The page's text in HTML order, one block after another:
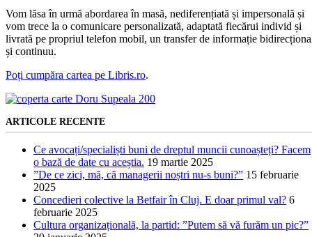
Vom lăsa în urmă abordarea în masă, nediferențiată și impersonală și
vom trece la o comunicare personalizată, adaptată fiecărui individ și
livrată pe propriul telefon mobil, un transfer de informație
și continuu.
Poți cumpăra cartea pe Libris.ro.
ARTICOLE RECENTE
Ce avocați/specialiști buni de dreptul muncii cunoașteți? Facem
o bază de date cu aceștia. 19 martie 2025
”De ce zici, mă, că managerii noștri nu-s buni?” 15 februarie
2025
Concedieri colective la Betfair în Cluj. E doar primul val? 6
februarie 2025
Cultura organizațională, la partid: ”Putem să vă furăm un pic?”